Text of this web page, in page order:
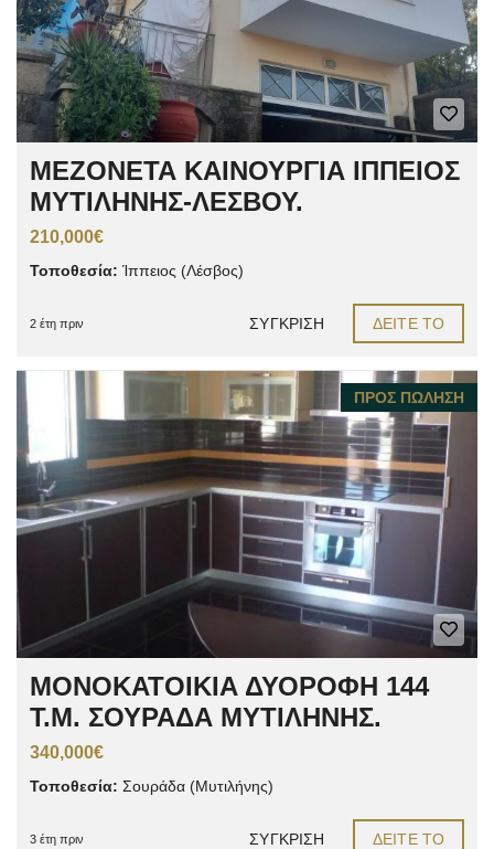
ΜΕΖΟΝΕΤΑ ΚΑΙΝΟΥΡΓΙΑ ΙΠΠΕΙΟΣ
ΜΥΤΙΛΗΝΗΣ-ΛΕΣΒΟΥ.
210,000€
Τοποθεσία: Ίππειος (Λέσβος)
2 έτη πριν ΣΎΓΚΡΙΣΗ ΔΕΊΤΕ ΤΟ
ΠΡΟΣ ΠΏΛΗΣΗ
ΜΟΝΟΚΑΤΟΙΚΙΑ ΔΥΟΡΟΦΗ 144
Τ.Μ. ΣΟΥΡΑΔΑ ΜΥΤΙΛΗΝΗΣ.
340,000€
Τοποθεσία: Σουράδα (Μυτιλήνης)
3 έτη πριν ΣΎΓΚΡΙΣΗ ΔΕΊΤΕ ΤΟ